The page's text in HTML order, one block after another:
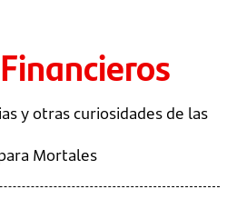
y otras curiosidades de las
Mortales